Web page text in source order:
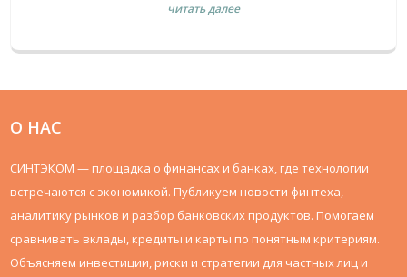
банки отказывают даже при наличии паспорта. Все
читать далее
О НАС
СИНТЭКОМ — площадка о финансах и банках, где технологии
встречаются с экономикой. Публикуем новости финтеха,
аналитику рынков и разбор банковских продуктов. Помогаем
сравнивать вклады, кредиты и карты по понятным критериям.
Объясняем инвестиции, риски и стратегии для частных лиц и